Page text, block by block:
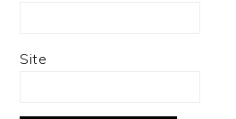
Site